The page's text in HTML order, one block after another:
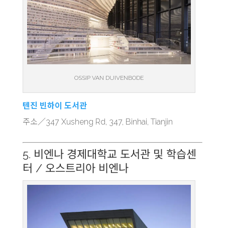
OSSIP VAN DUIVENBODE
텐진 빈하이 도서관
주소／347 Xusheng Rd, 347, Binhai, Tianjin
5. 비엔나 경제대학교 도서관 및 학습센
터 / 오스트리아 비엔나